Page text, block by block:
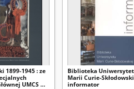
1899-1945 : ze
UMCS w
Biblioteka
Marii Curie-
informator